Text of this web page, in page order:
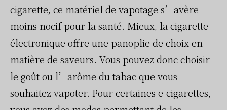
cigarette, ce matériel de vapotage s’avère
moins nocif pour la santé. Mieux, la cigarette
électronique offre une panoplie de choix en
matière de saveurs. Vous pouvez donc choisir
le goût ou l’arôme du tabac que vous
souhaitez vapoter. Pour certaines e-cigarettes,